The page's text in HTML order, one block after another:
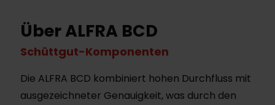
Über ALFRA BCD
Schüttgut-Komponenten
Die ALFRA BCD kombiniert hohen Durchfluss mit
ausgezeichneter Genauigkeit, was durch den